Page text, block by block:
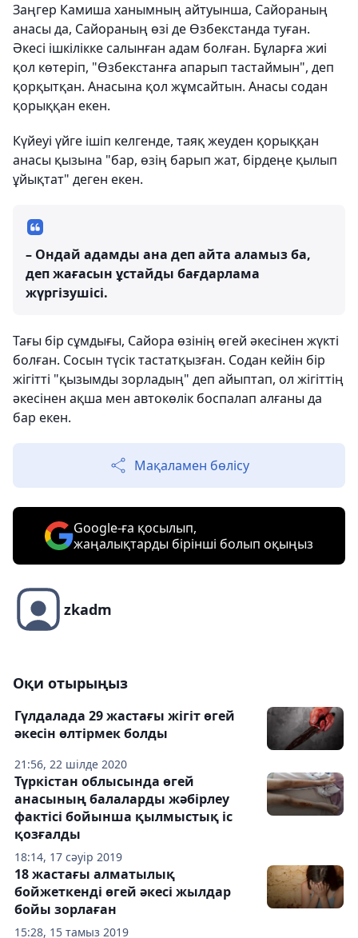
Заңгер Камиша ханымның айтуынша, Сайораның
анасы да, Сайораның өзі де Өзбекстанда туған.
Әкесі ішкілікке салынған адам болған. Бұларға жиі
қол көтеріп, "Өзбекстанға апарып тастаймын", деп
қорқытқан. Анасына қол жұмсайтын. Анасы содан
қорыққан екен.
Күйеуі үйге ішіп келгенде, таяқ жеуден қорыққан
анасы қызына "бар, өзің барып жат, бірдеңе қылып
ұйықтат" деген екен.
– Ондай адамды ана деп айта аламыз ба,
деп жағасын ұстайды бағдарлама
жүргізушісі.
Тағы бір сұмдығы, Сайора өзінің өгей әкесінен жүкті
болған. Сосын түсік тастатқызған. Содан кейін бір
жігітті "қызымды зорладың" деп айыптап, ол жігіттің
әкесінен ақша мен автокөлік боспалап алғаны да
бар екен.
Мақаламен бөлісу
Google-ға қосылып,
жаңалықтарды бірінші болып оқыңыз
zkadm
Оқи отырыңыз
21:56, 22 шілде 2020
Гүлдалада 29 жастағы жігіт өгей
әкесін өлтірмек болды
18:14, 17 сәуір 2019
Түркістан облысында өгей
анасының балаларды жәбірлеу
фактісі бойынша қылмыстық іс
қозғалды
15:28, 15 тамыз 2019
18 жастағы алматылық
бойжеткенді өгей әкесі жылдар
бойы зорлаған